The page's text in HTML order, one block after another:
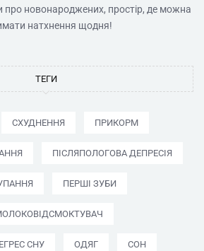
про новонароджених, простір, де можна
натхнення щодня!
ТЕГИ
СХУДНЕННЯ ПРИКОРМ
ПІСЛЯПОЛОГОВА ДЕПРЕСІЯ
ПЕРШІ ЗУБИ
СНУ ОДЯГ СОН